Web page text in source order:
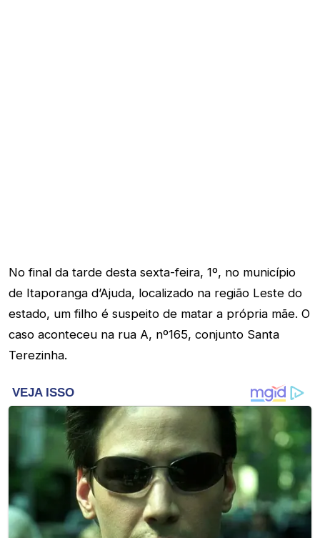
No final da tarde desta sexta-feira, 1º, no município
de Itaporanga d’Ajuda, localizado na região Leste do
estado, um filho é suspeito de matar a própria mãe. O
caso aconteceu na rua A, nº165, conjunto Santa
Terezinha.